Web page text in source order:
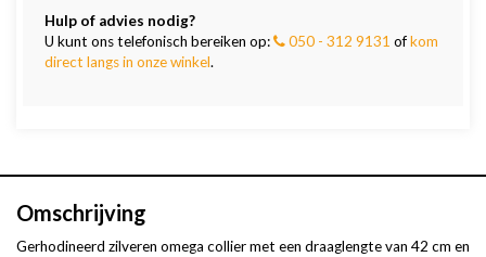
Hulp of advies nodig?
U kunt ons telefonisch bereiken op:
050 - 312 9131 ofkom
direct langs in onze winkel.
Omschrijving
Gerhodineerd zilveren omega collier met een draaglengte van 42 cm en